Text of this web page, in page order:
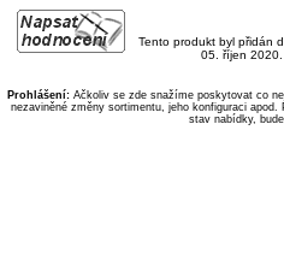
Tento produkt byl přidán
05. říjen 2020.
Prohlášení:Ačkoliv se zde snažíme poskytovat co
nezaviněné změny sortimentu, jeho konfiguraci
stav nabídky,